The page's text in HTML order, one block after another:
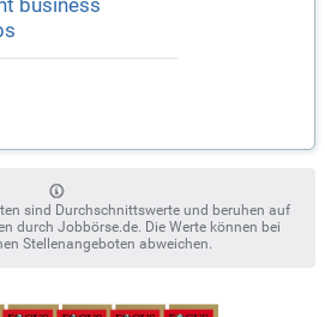
business
sind Durchschnittswerte und beruhen auf
durch Jobbörse.de. Die Werte können bei
Stellenangeboten abweichen.